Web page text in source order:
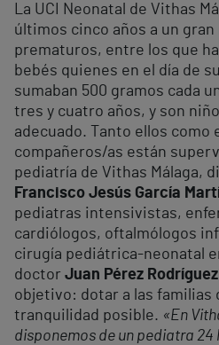
La UCI Neonatal de Vithas
últimos cinco años a un
prematuros, entre los que
bebés quienes en el día de
sumaban 500 gramos cada
tres y cuatro años, y son
adecuado. Tanto ellos como
compañeros/as están
pediatría de Vithas Málaga,
Francisco Jesús García
pediatras intensivistas,
cardiólogos, oftalmólogos
cirugía pediátrica-neonatal
doctor Juan Pérez
objetivo: dotar a las familias
tranquilidad posible. «En
disponemos de un pediatra 24